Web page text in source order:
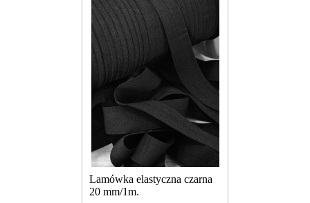
Lamówka elastyczna czarna
20 mm/1m.